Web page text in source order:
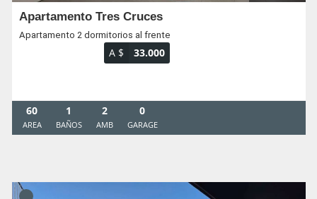
Apartamento Tres Cruces
Apartamento 2 dormitorios al frente
A $ 33.000
60
AREA
1
BAÑOS
2
AMB
0
GARAGE